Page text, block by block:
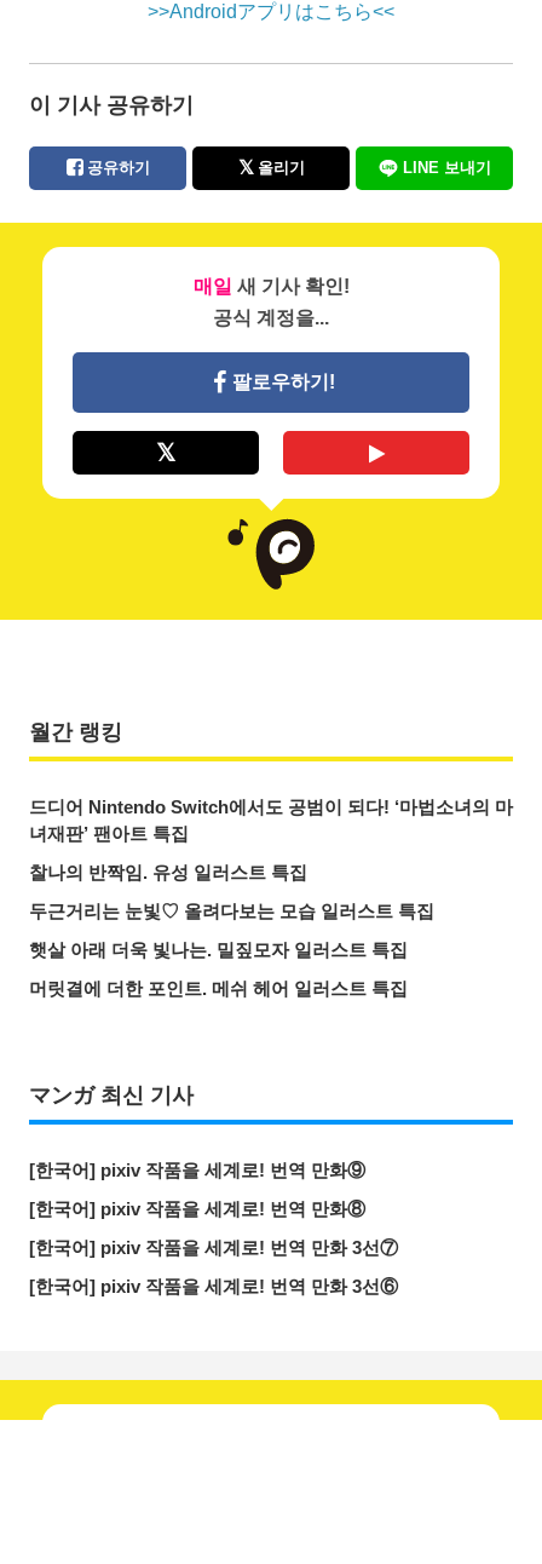
>>Androidアプリはこちら<<
이 기사 공유하기
공유하기 올리기 LINE 보내기
매일 새 기사 확인!
공식 계정을...
팔로우하기!
월간 랭킹
드디어 Nintendo Switch에서도 공범이 되다! ‘마법소녀의 마
녀재판’ 팬아트 특집
찰나의 반짝임. 유성 일러스트 특집
두근거리는 눈빛♡ 올려다보는 모습 일러스트 특집
햇살 아래 더욱 빛나는. 밀짚모자 일러스트 특집
머릿결에 더한 포인트. 메쉬 헤어 일러스트 특집
マンガ 최신 기사
[한국어] pixiv 작품을 세계로! 번역 만화⑨
[한국어] pixiv 작품을 세계로! 번역 만화⑧
[한국어] pixiv 작품을 세계로! 번역 만화 3선⑦
[한국어] pixiv 작품을 세계로! 번역 만화 3선⑥